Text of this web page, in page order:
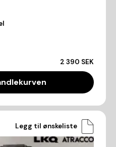
2 390 SEK
Legg til ønskeliste